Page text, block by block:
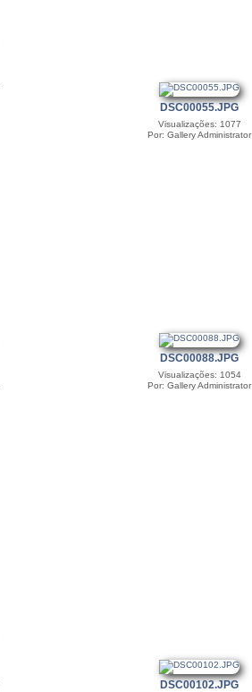
DSC00055.JPG
Visualizações: 1077
Por: Gallery Administrator
DSC00088.JPG
Visualizações: 1054
Por: Gallery Administrator
DSC00102.JPG